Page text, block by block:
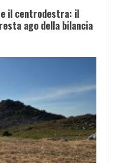
il centrodestra: il
ago della bilancia